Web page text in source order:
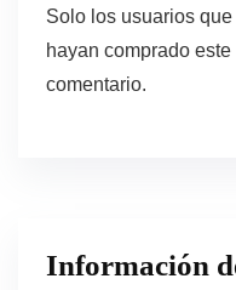
Solo los usuarios
hayan comprado
comentario.
Información